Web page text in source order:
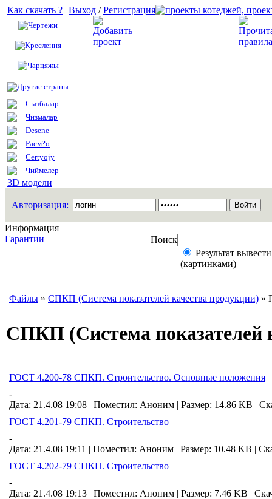
Как скачать ?
Чертежи
Креслення
Чарцяжы
Другие страны
Сызбалар
Чизмалар
Desene
Расм?о
Certyojy
Чиймелер
3D модели
Выход /Регистрация
Авторизация:
Информация
Гарантии
Поиск
Результат
(картинками)
Файлы » СПКП (Система показателей качества продукции) »
СПКП (Система показателей
ГОСТ 4.200-78 СПКП. Строительство. Основные положения
-
Дата: 21.4.08 19:08 | Поместил: Аноним | Размер: 14.86 KB |
ГОСТ 4.201-79 СПКП. Строительство
-
Дата: 21.4.08 19:11 | Поместил: Аноним | Размер: 10.48 KB |
ГОСТ 4.202-79 СПКП. Строительство
-
Дата: 21.4.08 19:13 | Поместил: Аноним | Размер: 7.46 KB |